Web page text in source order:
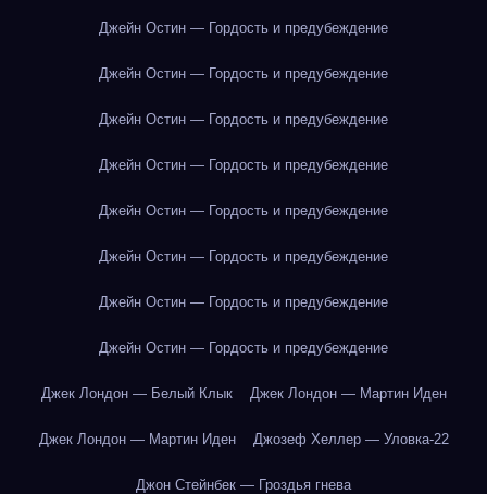
Джейн Остин — Гордость и предубеждение
Джейн Остин — Гордость и предубеждение
Джейн Остин — Гордость и предубеждение
Джейн Остин — Гордость и предубеждение
Джейн Остин — Гордость и предубеждение
Джейн Остин — Гордость и предубеждение
Джейн Остин — Гордость и предубеждение
Джейн Остин — Гордость и предубеждение
Джек Лондон — Белый Клык Джек Лондон — Мартин Иден
Джек Лондон — Мартин Иден Джозеф Хеллер — Уловка-22
Джон Стейнбек — Гроздья гнева